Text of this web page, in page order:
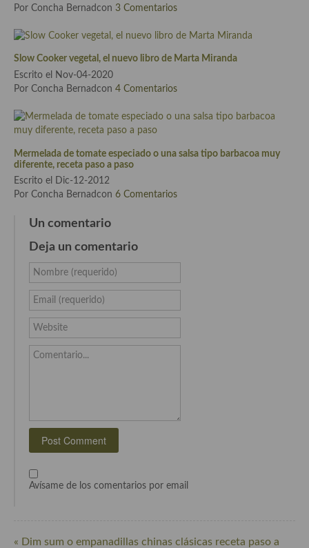
Cocina filipina
Cocina de Madagascar
Cocina Africana
Cocina Sudafrinaca
Cocina Yoshoku
Cocina callejera
Cocina fusión
Cocinas de España
Cocina Asturiana
Cocina Canaria
Cocina Castilla – La Mancha
Por Concha Bernadcon 3 Comentarios
Slow Cooker vegetal, el nuevo libro de Marta Miranda
Escrito el Nov-04-2020
Por Concha Bernadcon 4 Comentarios
Mermelada de tomate especiado o una salsa tipo barbacoa muy
diferente, receta paso a paso
Escrito el Dic-12-2012
Por Concha Bernadcon 6 Comentarios
Un comentario
Deja un comentario
Nombre (requerido)
Email (requerido)
Website
Comentario...
Avísame de los comentarios por email
« Dim sum o empanadillas chinas clásicas receta paso a